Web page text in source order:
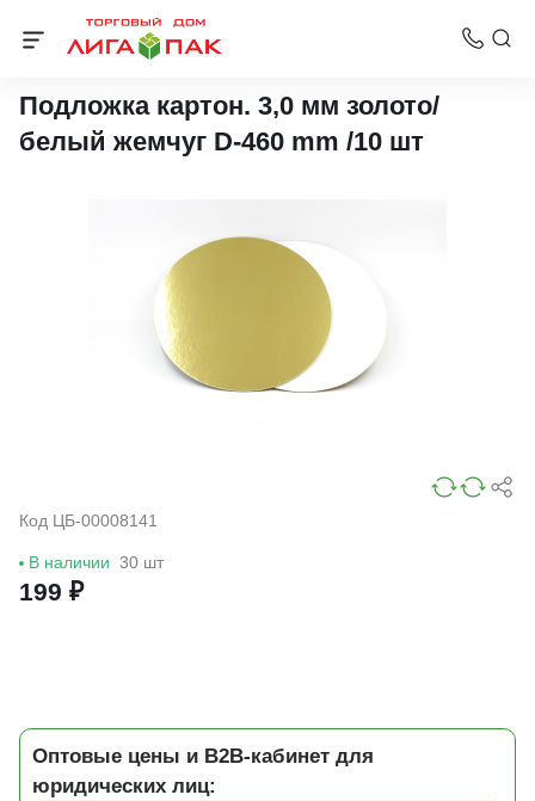
Подложки ламинированные
Подложка картон. 3,0 мм золото/
белый жемчуг D-460 mm /10 шт
Код ЦБ-00008141
В наличии 30 шт
199 ₽
Оптовые цены и B2B-кабинет для
юридических лиц: